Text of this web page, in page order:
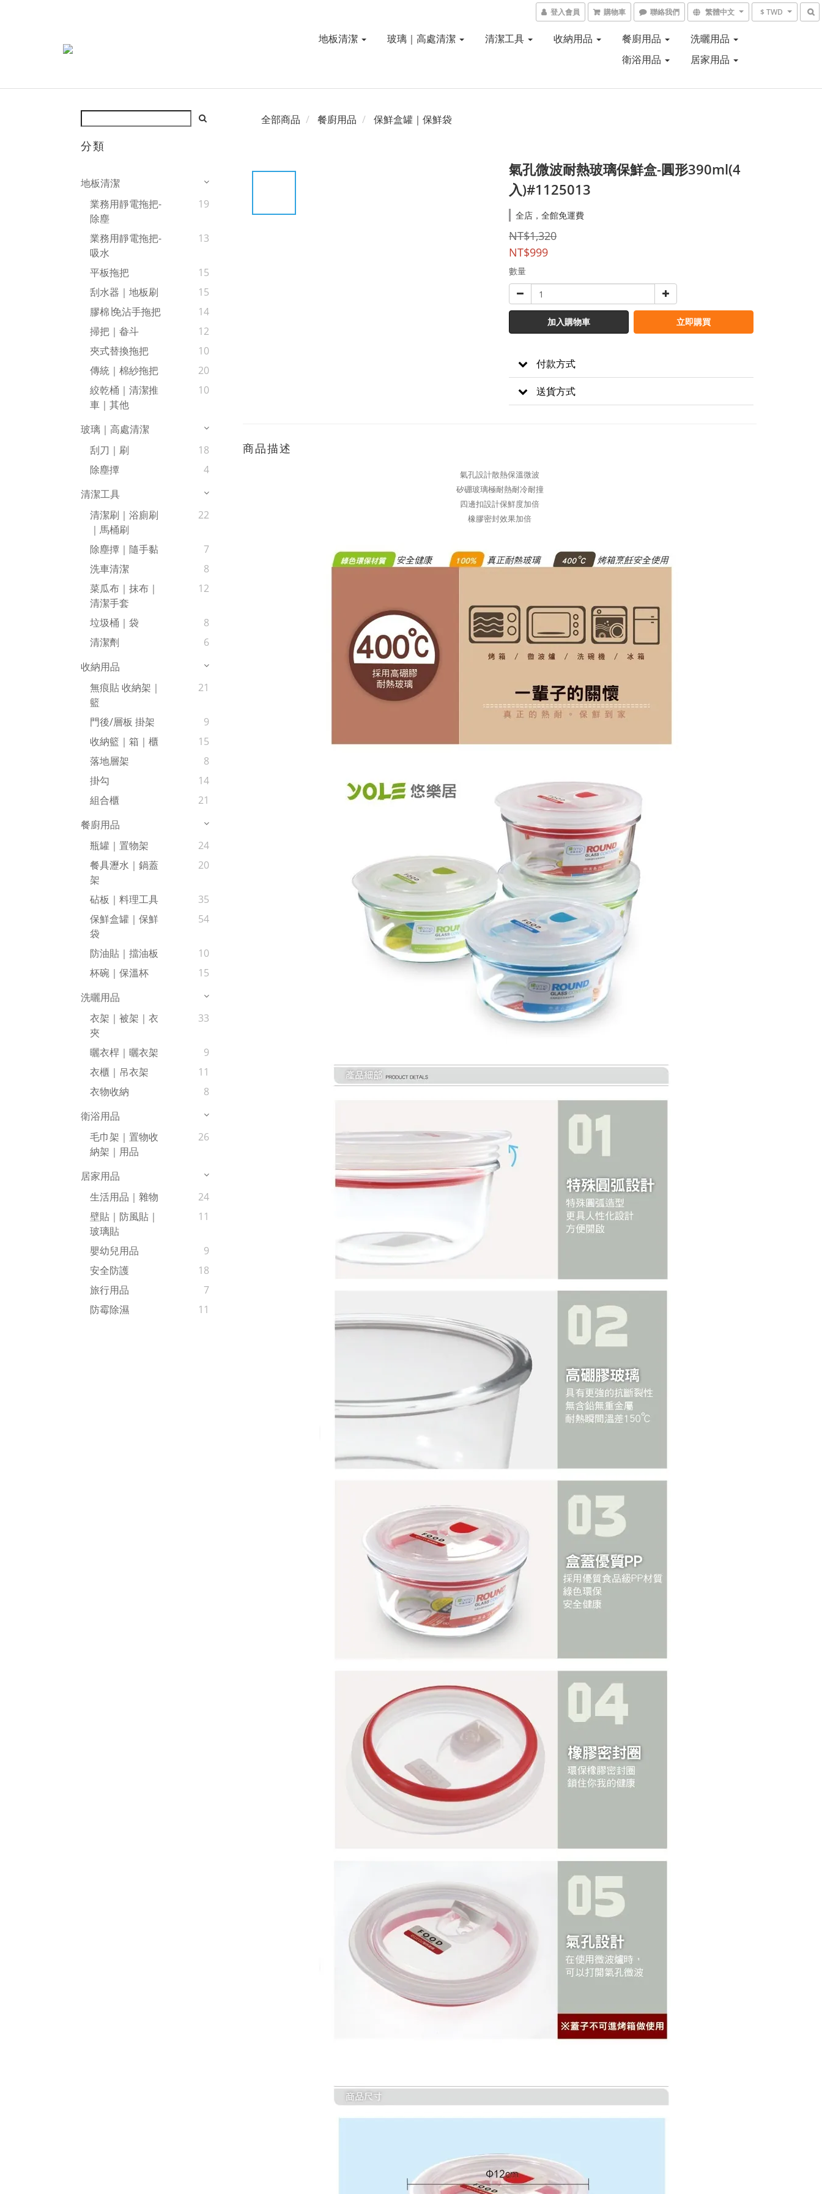
登入會員 購物車 聯絡我們 繁體中文 $ TWD
地板清潔 玻璃｜高處清潔 清潔工具 收納用品 餐廚用品
洗曬用品
衛浴用品
居家用品
分類
地板清潔
業務用靜電拖把-
除塵
19
業務用靜電拖把-
吸水
13
平板拖把
15
刮水器｜地板刷
15
膠棉∣免沾手拖把
14
掃把｜畚斗
12
夾式替換拖把
10
傳統｜棉紗拖把
20
絞乾桶｜清潔推
車｜其他
10
玻璃｜高處清潔
刮刀｜刷
18
除塵撢
4
清潔工具
清潔刷｜浴廁刷
｜馬桶刷
22
除塵撢｜隨手黏
7
洗車清潔
8
菜瓜布｜抹布｜
清潔手套
12
垃圾桶｜袋
8
清潔劑
6
收納用品
無痕貼 收納架｜
籃
21
門後/層板 掛架
9
收納籃｜箱｜櫃
15
落地層架
8
掛勾
14
組合櫃
21
餐廚用品
瓶罐｜置物架
24
餐具瀝水｜鍋蓋
架
20
砧板｜料理工具
35
保鮮盒罐｜保鮮
袋
54
防油貼｜擋油板
10
杯碗｜保溫杯
15
洗曬用品
衣架｜被架｜衣
夾
33
曬衣桿｜曬衣架
9
衣櫃｜吊衣架
11
衣物收納
8
衛浴用品
毛巾架｜置物收
納架｜用品
26
居家用品
生活用品｜雜物
24
壁貼｜防風貼｜
玻璃貼
11
嬰幼兒用品
9
安全防護
18
旅行用品
7
防霉除濕
11
全部商品 餐廚用品 保鮮盒罐｜保鮮袋
氣孔微波耐熱玻璃保鮮盒-圓形390ml(4
入)#1125013
全店，全館免運費
NT$1,320
NT$999
數量
加入購物車 立即購買
付款方式
送貨方式
商品描述
氣孔設計散熱保溫微波
矽硼玻璃極耐熱耐冷耐撞
四邊扣設計保鮮度加倍
橡膠密封效果加倍